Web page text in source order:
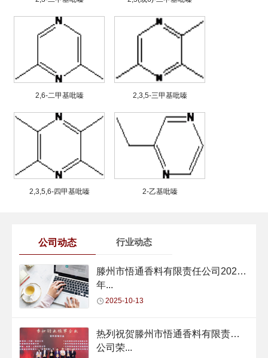
2,6-二甲基吡嗪 2,3,5-三甲基吡嗪
2,3,5,6-四甲基吡嗪 2-乙基吡嗪
公司动态 行业动态
滕州市悟通香料有限责任公司2024
年...
2025-10-13
热列祝贺滕州市悟通香料有限责任
公司荣...